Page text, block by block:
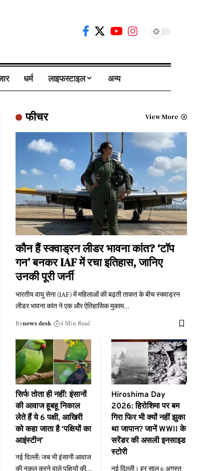
धर्म लाइफस्टाइल अन्य
फीचर View More
कौन हैं स्क्वाड्रन लीडर भावना कांत? ‘टॉप
गन’ बनकर IAF में रचा इतिहास, जानिए
उनकी पूरी जर्नी
भारतीय वायु सेना (IAF) में महिलाओं की बढ़ती ताकत के बीच स्क्वाड्रन
लीडर भावना कांत ने एक और ऐतिहासिक मुकाम…
Bynews desk 4 Min Read
सिर्फ तोता ही नहीं! इंसानों
की आवाज हूबहू निकाल
लेते हैं ये 6 पक्षी, आखिरी
को कहा जाता है ‘पक्षियों का
आइंस्टीन’
नई दिल्ली: जब भी इंसानी आवाज
Hiroshima Day
2026: हिरोशिमा पर बम
गिरा फिर भी क्यों नहीं झुका
था जापान? जानें WWII के
सरेंडर की असली इनसाइड
स्टोरी